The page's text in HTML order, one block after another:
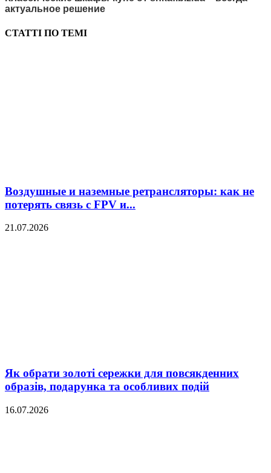
актуальное решение
СТАТТІ ПО ТЕМІ
Воздушные и наземные ретрансляторы: как не
потерять связь с FPV и...
21.07.2026
Як обрати золоті сережки для повсякденних
образів, подарунка та особливих подій
16.07.2026